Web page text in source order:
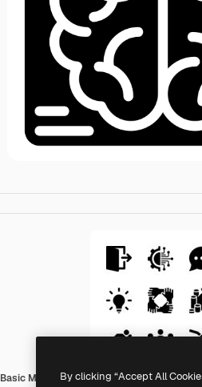
Basic Miscellany FillBy clicking “Accept All